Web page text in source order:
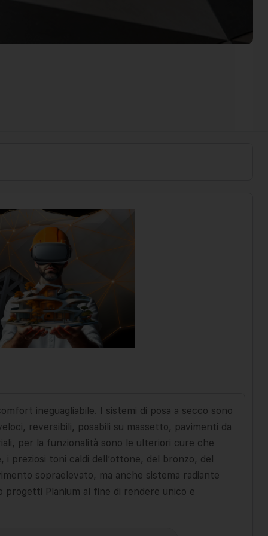
ineguagliabile. I sistemi di posa a secco sono
reversibili, posabili su massetto, pavimenti da
per la funzionalità sono le ulteriori cure che
i preziosi toni caldi dell’ottone, del bronzo, del
sopraelevato, ma anche sistema radiante
progetti Planium al fine di rendere unico e